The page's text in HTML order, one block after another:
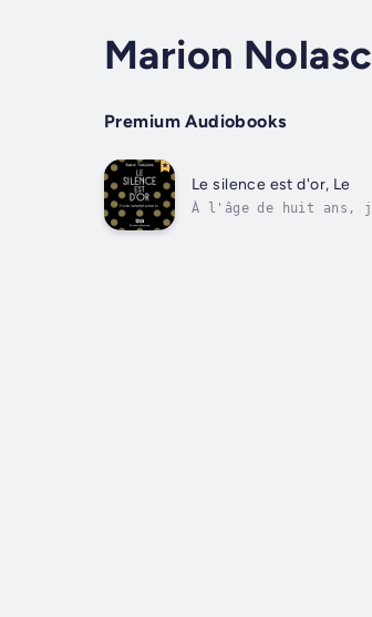
Marion
Premium Audiobooks
Le silence est d'or, Le
À l'âge de huit ans,